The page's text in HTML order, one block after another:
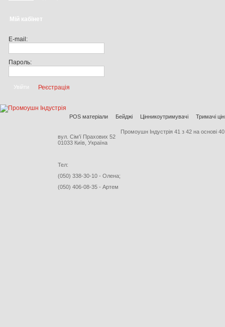
Мій кабінет
E-mail:
Пароль:
Реєстрація
POS матеріали Бейджі Цінникоутримувачі Тримачі
вул. Сім'ї Прахових 52
01033 Київ, Україна
Тел:
(050) 338-30-10 - Олена;
(050) 406-08-35 - Артем
Промоушн Індустрія 41 з 42 на основі 40